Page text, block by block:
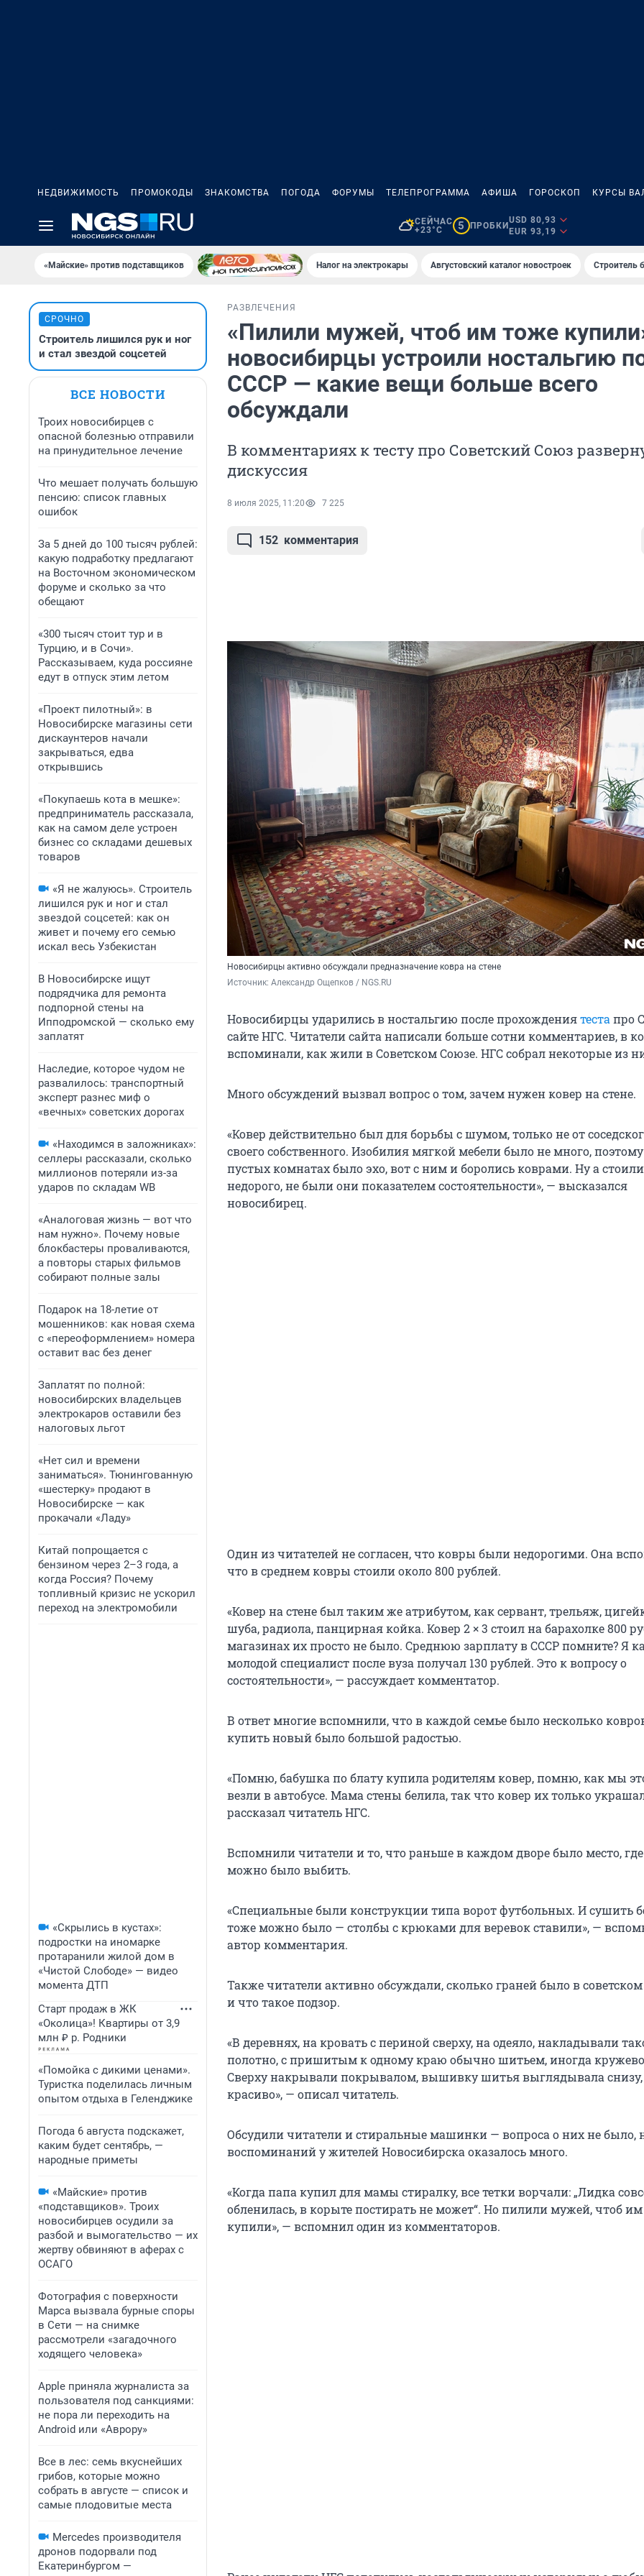
НЕДВИЖИМОСТЬ ПРОМОКОДЫ ЗНАКОМСТВА ПОГОДА ФОРУМЫ ТЕЛЕПРОГРАММА АФИША ГОРОСКОП КУРСЫ
СЕЙЧАС
+23°C
5 ПРОБКИ
USD 80,93
EUR 93,19
«Майские» против подставщиков Налог на электрокары Августовский каталог новостроек Строитель
СРОЧНО
Строитель лишился рук и ног
и стал звездой соцсетей
ВСЕ НОВОСТИ
Троих новосибирцев с
опасной болезнью отправили
на принудительное лечение
Что мешает получать большую
пенсию: список главных
ошибок
За 5 дней до 100 тысяч рублей:
какую подработку предлагают
на Восточном экономическом
форуме и сколько за что
обещают
«300 тысяч стоит тур и в
Турцию, и в Сочи».
Рассказываем, куда россияне
едут в отпуск этим летом
«Проект пилотный»: в
Новосибирске магазины сети
дискаунтеров начали
закрываться, едва
открывшись
«Покупаешь кота в мешке»:
предприниматель рассказала,
как на самом деле устроен
бизнес со складами дешевых
товаров
«Я не жалуюсь». Строитель
лишился рук и ног и стал
звездой соцсетей: как он
живет и почему его семью
искал весь Узбекистан
В Новосибирске ищут
подрядчика для ремонта
подпорной стены на
Ипподромской — сколько ему
заплатят
Наследие, которое чудом не
развалилось: транспортный
эксперт разнес миф о
«вечных» советских дорогах
«Находимся в заложниках»:
селлеры рассказали, сколько
миллионов потеряли из-за
ударов по складам WB
«Аналоговая жизнь — вот что
нам нужно». Почему новые
блокбастеры проваливаются,
а повторы старых фильмов
собирают полные залы
Подарок на 18-летие от
мошенников: как новая схема
с «переоформлением» номера
оставит вас без денег
Заплатят по полной:
новосибирских владельцев
электрокаров оставили без
налоговых льгот
«Нет сил и времени
заниматься». Тюнингованную
«шестерку» продают в
Новосибирске — как
прокачали «Ладу»
Китай попрощается с
бензином через 2–3 года, а
когда Россия? Почему
топливный кризис не ускорил
переход на электромобили
«Скрылись в кустах»:
подростки на иномарке
протаранили жилой дом в
«Чистой Слободе» — видео
момента ДТП
Старт продаж в ЖК
«Околица»! Квартиры от 3,9
млн ₽ р. Родники
«Помойка с дикими ценами».
Туристка поделилась личным
опытом отдыха в Геленджике
Погода 6 августа подскажет,
каким будет сентябрь, —
народные приметы
«Майские» против
«подставщиков». Троих
новосибирцев осудили за
разбой и вымогательство — их
жертву обвиняют в аферах с
ОСАГО
Фотография с поверхности
Марса вызвала бурные споры
в Сети — на снимке
рассмотрели «загадочного
ходящего человека»
Apple приняла журналиста за
пользователя под санкциями:
не пора ли переходить на
Android или «Аврору»
Все в лес: семь вкуснейших
грибов, которые можно
собрать в августе — список и
самые плодовитые места
Mercedes производителя
дронов подорвали под
Екатеринбургом —
РАЗВЛЕЧЕНИЯ
«Пилили мужей, чтоб им тоже
новосибирцы устроили ностальгию
СССР — какие вещи больше всего
обсуждали
В комментариях к тесту про Советский Союз
дискуссия
8 июля 2025, 11:20 7 225
152 комментария
Новосибирцы активно обсуждали предназначение ковра на стене
Источник: Александр Ощепков / NGS.RU
Новосибирцы ударились в ностальгию после прохождениятеста про
сайте НГС. Читатели сайта написали больше сотни комментариев, в
вспоминали, как жили в Советском Союзе. НГС собрал некоторые из
Много обсуждений вызвал вопрос о том, зачем нужен ковер на стене.
«Ковер действительно был для борьбы с шумом, только не от
своего собственного. Изобилия мягкой мебели было не много,
пустых комнатах было эхо, вот с ним и боролись коврами. Ну а
недорого, не были они показателем состоятельности», — высказался
новосибирец.
Один из читателей не согласен, что ковры были недорогими. Она
что в среднем ковры стоили около 800 рублей.
«Ковер на стене был таким же атрибутом, как сервант, трельяж,
шуба, радиола, панцирная койка. Ковер 2 × 3 стоил на барахолке 800
магазинах их просто не было. Среднюю зарплату в СССР помните? Я
молодой специалист после вуза получал 130 рублей. Это к вопросу о
состоятельности», — рассуждает комментатор.
В ответ многие вспомнили, что в каждой семье было несколько
купить новый было большой радостью.
«Помню, бабушка по блату купила родителям ковер, помню, как мы
везли в автобусе. Мама стены белила, так что ковер их только
рассказал читатель НГС.
Вспомнили читатели и то, что раньше в каждом дворе было место,
можно было выбить.
«Специальные были конструкции типа ворот футбольных. И сушить
тоже можно было — столбы с крюками для веревок ставили», —
автор комментария.
Также читатели активно обсуждали, сколько граней было в советском
и что такое подзор.
«В деревнях, на кровать с периной сверху, на одеяло, накладывали
полотно, с пришитым к одному краю обычно шитьем, иногда
Сверху накрывали покрывалом, вышивку шитья выглядывала
красиво», — описал читатель.
Обсудили читатели и стиральные машинки — вопроса о них не было,
воспоминаний у жителей Новосибирска оказалось много.
«Когда папа купил для мамы стиралку, все тетки ворчали: „Лидка
обленилась, в корыте постирать не может“. Но пилили мужей, чтоб
купили», — вспомнил один из комментаторов.